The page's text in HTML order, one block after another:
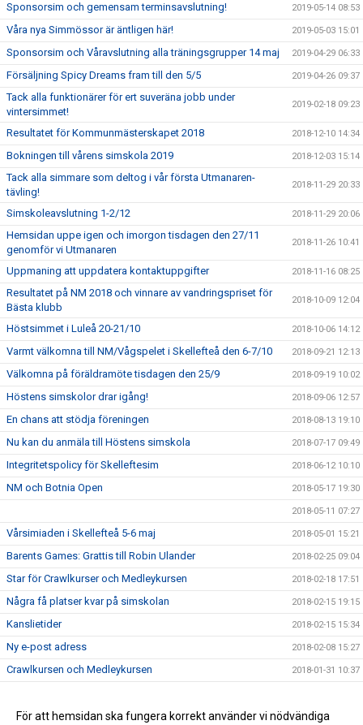
Sponsorsim och gemensam terminsavslutning! 2019-05-14 08:53
Våra nya Simmössor är äntligen här! 2019-05-03 15:01
Sponsorsim och Våravslutning alla träningsgrupper 14 maj 2019-04-29 06:33
Försäljning Spicy Dreams fram till den 5/5 2019-04-26 09:37
Tack alla funktionärer för ert suveräna jobb under
vintersimmet!
2019-02-18 09:23
Resultatet för Kommunmästerskapet 2018 2018-12-10 14:34
Bokningen till vårens simskola 2019 2018-12-03 15:14
Tack alla simmare som deltog i vår första Utmanaren-
tävling!
2018-11-29 20:33
Simskoleavslutning 1-2/12 2018-11-29 20:06
Hemsidan uppe igen och imorgon tisdagen den 27/11
genomför vi Utmanaren
2018-11-26 10:41
Uppmaning att uppdatera kontaktuppgifter 2018-11-16 08:25
Resultatet på NM 2018 och vinnare av vandringspriset för
Bästa klubb
2018-10-09 12:04
Höstsimmet i Luleå 20-21/10 2018-10-06 14:12
Varmt välkomna till NM/Vågspelet i Skellefteå den 6-7/10 2018-09-21 12:13
Välkomna på föräldramöte tisdagen den 25/9 2018-09-19 10:02
Höstens simskolor drar igång! 2018-09-06 12:57
En chans att stödja föreningen 2018-08-13 19:10
Nu kan du anmäla till Höstens simskola 2018-07-17 09:49
Integritetspolicy för Skelleftesim 2018-06-12 10:10
NM och Botnia Open 2018-05-17 19:30
2018-05-11 07:27
Vårsimiaden i Skellefteå 5-6 maj 2018-05-01 15:21
Barents Games: Grattis till Robin Ulander 2018-02-25 09:04
Star för Crawlkurser och Medleykursen 2018-02-18 17:51
Några få platser kvar på simskolan 2018-02-15 19:15
Kanslietider 2018-02-15 15:34
Ny e-post adress 2018-02-08 15:27
Crawlkursen och Medleykursen 2018-01-31 10:37
Nu är simskolan öppen för anmälan. 2018-01-09 12:27
För att hemsidan ska fungera korrekt använder vi nödvändiga